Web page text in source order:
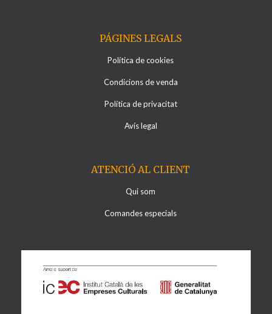
PÁGINES LEGALS
Política de cookies
Condicions de venda
Política de privacitat
Avís legal
ATENCIÓ AL CLIENT
Qui som
Comandes especials